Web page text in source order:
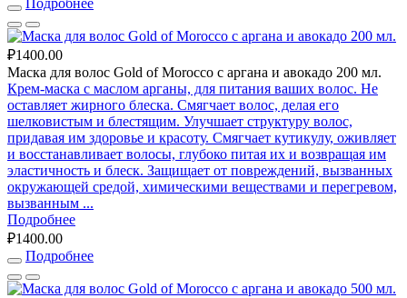
₽1400.00
Маска для волос Gold of Morocco с аргана и авокадо 200 мл.
Крем-маска с маслом арганы, для питания ваших волос. Не
оставляет жирного блеска. Смягчает волос, делая его
шелковистым и блестящим. Улучшает структуру волос,
придавая им здоровье и красоту. Смягчает кутикулу, оживляет
и восстанавливает волосы, глубоко питая их и возвращая им
эластичность и блеск. Защищает от повреждений, вызванных
окружающей средой, химическими веществами и перегревом,
вызванным ...
Подробнее
₽1400.00
Подробнее